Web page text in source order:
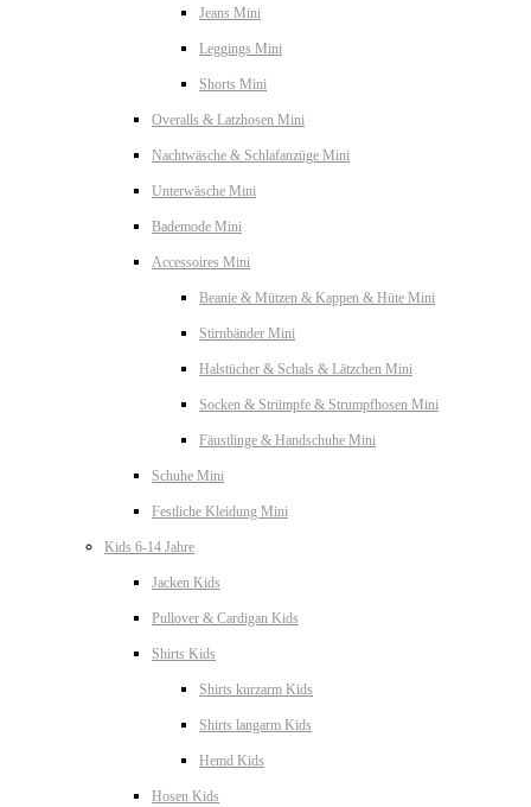
Jeans Mini
Leggings Mini
Shorts Mini
Overalls & Latzhosen Mini
Nachtwäsche & Schlafanzüge Mini
Unterwäsche Mini
Bademode Mini
Accessoires Mini
Beanie & Mützen & Kappen & Hüte Mini
Stirnbänder Mini
Halstücher & Schals & Lätzchen Mini
Socken & Strümpfe & Strumpfhosen Mini
Fäustlinge & Handschuhe Mini
Schuhe Mini
Festliche Kleidung Mini
Kids 6-14 Jahre
Jacken Kids
Pullover & Cardigan Kids
Shirts Kids
Shirts kurzarm Kids
Shirts langarm Kids
Hemd Kids
Hosen Kids